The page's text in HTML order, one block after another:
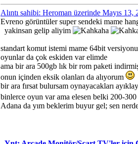
Alıntı sahibi: Heroman üzerinde Mayıs
Evreno görüntüler super sendeki mame
yakinsan gelip aliyim
standart komut istemi mame 64bit
oyunlar da çok eskiden var elimde
ama bir ara 500gb lık bir rom paketi
onun içinden eksik olanları da alıyorum
bir ara fırsat bulursam oynayacakları
binlerce oyun var ama elesen belki 200-
Adana da yım beklerim buyur gel; sen